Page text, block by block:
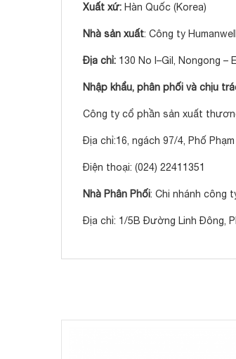
Xuất xứ: Hàn Quốc (Korea)
Nhà sản xuất: Công ty
Địa chỉ: 130 No I–Gil, Nongong –
Nhập khẩu, phân phối và chịu
Công ty cổ phần sản xuất
Địa chỉ:16, ngách 97/4, Phố
Điện thoại: (024) 22411351
Nhà Phân Phối: Chi nhánh công
Địa chỉ: 1/5B Đường Linh Đông,